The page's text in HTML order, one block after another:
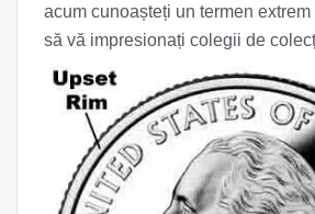
acum cunoașteți un termen
să vă impresionați colegii de